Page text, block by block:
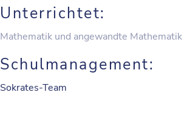
Unterrichtet:
Mathematik und angewandte Mathematik
Schulmanagement:
Sokrates-Team